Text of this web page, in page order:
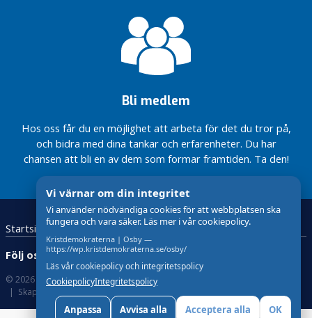
Bli medlem
Hos oss får du en möjlighet att arbeta för det du tror på,
och bidra med dina tankar och erfarenheter. Du har
chansen att bli en av dem som formar framtiden. Ta den!
Startsida Kristdemokraterna
Kontakta oss
Följ oss:
© 2026 Kristdemokraterna
Om Cookies
Skapad med
Vi värnar om din integritet
Vi använder nödvändiga cookies för att webbplatsen ska
fungera och vara säker. Läs mer i vår cookiepolicy.
Kristdemokraterna | Osby —
https://wp.kristdemokraterna.se/osby/
Läs vår cookiepolicy och integritetspolicy
CookiepolicyIntegritetspolicy
Anpassa Avvisa alla Acceptera alla OK